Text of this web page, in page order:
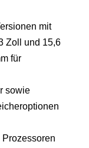
mit
Zoll und 15,6
für
sowie